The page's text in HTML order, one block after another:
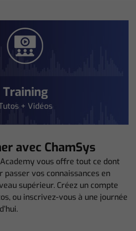
Training
+ Vidéos
avec ChamSys
vous offre tout ce dont
passer vos connaissances en
supérieur. Créez un compte
ou inscrivez-vous à une journée